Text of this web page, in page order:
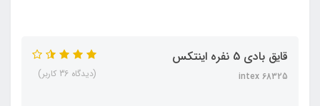
قایق بادی 5 نفره اینتکس
intex 68325 (دیدگاه 36 کاربر)